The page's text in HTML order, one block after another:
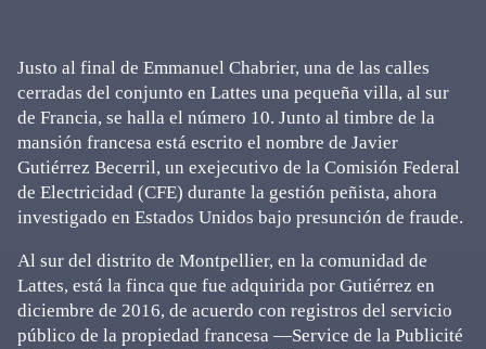
Justo al final de Emmanuel Chabrier, una de las calles
cerradas del conjunto en Lattes una pequeña villa, al sur
de Francia, se halla el número 10. Junto al timbre de la
mansión francesa está escrito el nombre de Javier
Gutiérrez Becerril, un exejecutivo de la Comisión Federal
de Electricidad (CFE) durante la gestión peñista, ahora
investigado en Estados Unidos bajo presunción de fraude.
Al sur del distrito de Montpellier, en la comunidad de
Lattes, está la finca que fue adquirida por Gutiérrez en
diciembre de 2016, de acuerdo con registros del servicio
público de la propiedad francesa ―Service de la Publicité